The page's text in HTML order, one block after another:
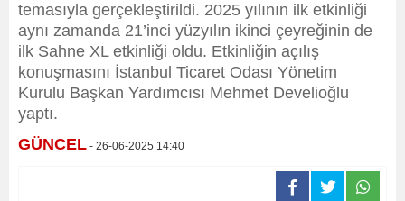
temasıyla gerçekleştirildi. 2025 yılının ilk etkinliği
aynı zamanda 21’inci yüzyılın ikinci çeyreğinin de
ilk Sahne XL etkinliği oldu. Etkinliğin açılış
konuşmasını İstanbul Ticaret Odası Yönetim
Kurulu Başkan Yardımcısı Mehmet Develioğlu
yaptı.
GÜNCEL - 26-06-2025 14:40